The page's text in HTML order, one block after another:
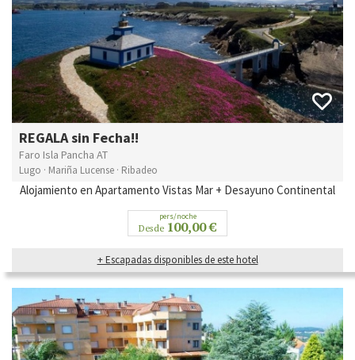
REGALA sin Fecha!!
Faro Isla Pancha AT
Lugo · Mariña Lucense · Ribadeo
Alojamiento en Apartamento Vistas Mar + Desayuno Continental
pers/noche
Desde 100,00 €
+ Escapadas disponibles de este hotel